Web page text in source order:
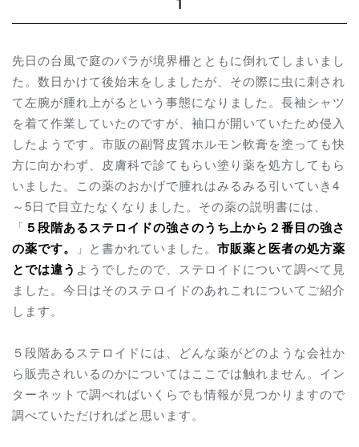
先日の台風で庭のバラが境界柵とともに倒れてしまいまし
た。数日かけて後始末をしましたが、その際に虫に刺され
て左腕が腫れ上がるという事態になりました。長袖シャツ
を着て作業していたのですが、袖口が開いていたため侵入
したようです。市販の副腎皮質ホルモン軟膏を塗っても快
方に向かわず、皮膚科で診てもらい塗り薬を処方してもら
いました。この薬のおかげで腫れはみるみる引いていき4
～5日で目立たなくなりました。その薬の説明書には、
「 ５段階あるステロイドの強さのうち上から２番目の強さ
の薬です。
」と書かれていました。 市販薬と医者の処方薬
とでは違う ようでしたので、ステロイドについて調べて見
ました。今日はそのステロイドのあれこれについてご紹介
します。
５段階あるステロイドには、どんな薬がどのような会社か
ら販売されいるのかについてはここでは触れません。イン
ターネットで調べればいくらでも情報が見つかりますので
調べていただければと思います。